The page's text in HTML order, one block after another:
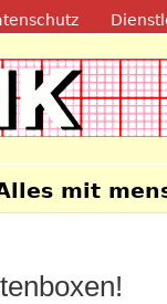
Direkt
mit